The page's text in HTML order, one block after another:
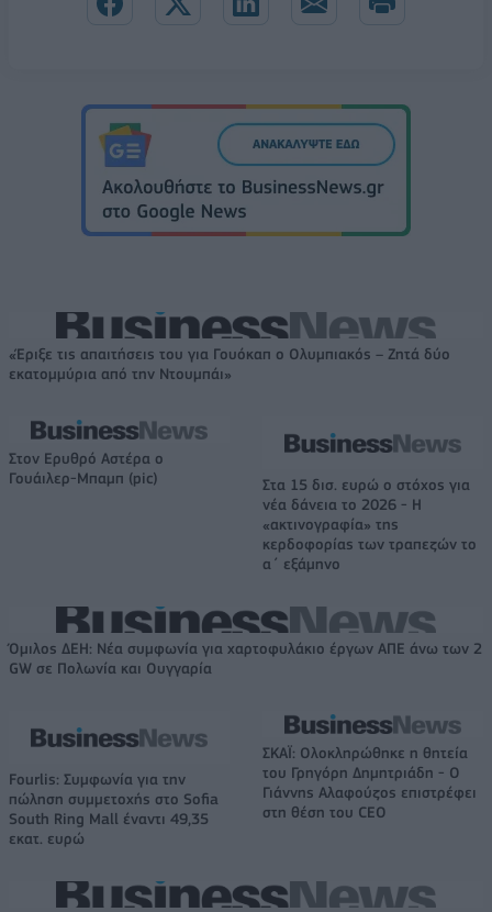
«Έριξε τις απαιτήσεις του για Γουόκαπ ο Ολυμπιακός – Ζητά δύο
εκατομμύρια από την Ντουμπάι»
Στον Ερυθρό Αστέρα ο
Γουάιλερ-Μπαμπ (pic)
Στα 15 δισ. ευρώ ο στόχος για
νέα δάνεια το 2026 - Η
«ακτινογραφία» της
κερδοφορίας των τραπεζών το
α΄ εξάμηνο
Όμιλος ΔΕΗ: Νέα συμφωνία για χαρτοφυλάκιο έργων ΑΠΕ άνω των 2
GW σε Πολωνία και Ουγγαρία
Fourlis: Συμφωνία για την
πώληση συμμετοχής στο Sofia
South Ring Mall έναντι 49,35
εκατ. ευρώ
ΣΚΑΪ: Ολοκληρώθηκε η θητεία
του Γρηγόρη Δημητριάδη - Ο
Γιάννης Αλαφούζος επιστρέφει
στη θέση του CEO